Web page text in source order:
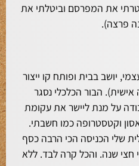
את המפרסם וביטלתי את
פרצה).
יושב בבית ופותח קו ייצור
הבור הכלכלי נסגר
על מנת ליישר את עקומת
וקטסטרופה כמו חשבתי.
שלי הכניסה הכי הרבה כסף
שנה. והכל קרה לבד. ללא